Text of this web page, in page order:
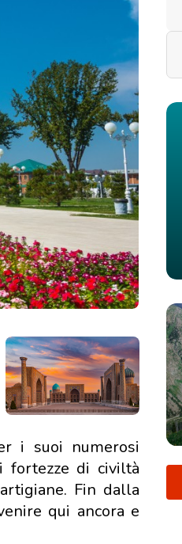
i suoi numerosi
fortezze di civiltà
Fin dalla
qui ancora e